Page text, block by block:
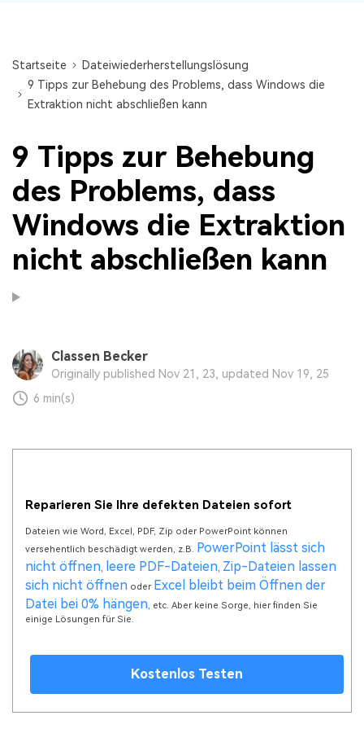
Startseite
Dateiwiederherstellungslösung
9 Tipps zur Behebung des Problems, dass Windows die
Extraktion nicht abschließen kann
9 Tipps zur Behebung
des Problems, dass
Windows die Extraktion
nicht abschließen kann
Classen Becker
Originally published Nov 21, 23, updated Nov 19, 25
6 min(s)
Reparieren Sie Ihre defekten Dateien sofort
Dateien wie Word, Excel, PDF, Zip oder PowerPoint können
versehentlich beschädigt werden, z.B. PowerPoint lässt sich
nicht öffnen, leere PDF-Dateien, Zip-Dateien lassen
sich nicht öffnen oder Excel bleibt beim Öffnen der
Datei bei 0% hängen, etc. Aber keine Sorge, hier finden Sie
einige Lösungen für Sie.
Kostenlos Testen